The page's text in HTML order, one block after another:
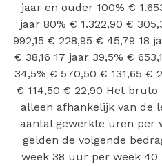
jaar en ouder 100% €
jaar 80% € 1.322,90 €
992,15 € 228,95 € 45,79 18
€ 38,16 17 jaar 39,5% €
34,5% € 570,50 € 131,65 €
€ 114,50 € 22,90 Het
alleen afhankelijk van de
aantal gewerkte uren per
gelden de volgende
week 38 uur per week 40